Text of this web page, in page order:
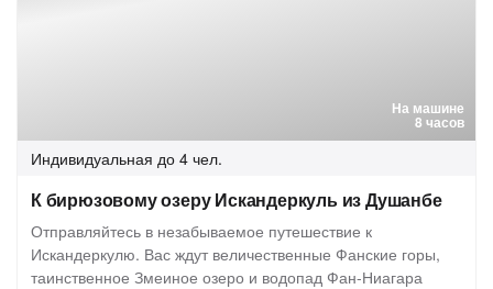
На машине
8 часов
Индивидуальная до 4 чел.
К бирюзовому озеру Искандеркуль из Душанбе
Отправляйтесь в незабываемое путешествие к
Искандеркулю. Вас ждут величественные Фанские горы,
таинственное Змеиное озеро и водопад Фан-Ниагара